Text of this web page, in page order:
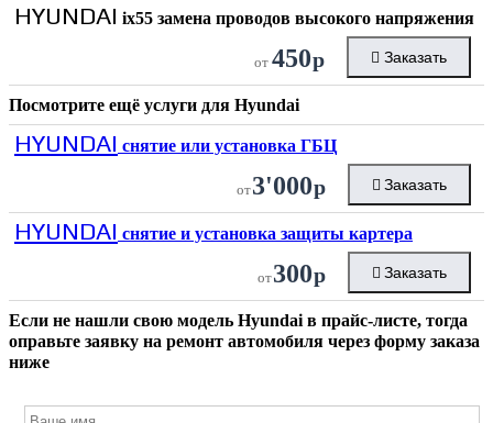
HYUNDAI ix55 замена проводов высокого напряжения
от 450р Заказать
Посмотрите ещё услуги для Hyundai
HYUNDAI снятие или установка ГБЦ
от3'000р Заказать
HYUNDAI снятие и установка защиты картера
от300р Заказать
Если не нашли свою модель Hyundai в прайс-листе, тогда
оправьте заявку на ремонт автомобиля через форму заказа
ниже